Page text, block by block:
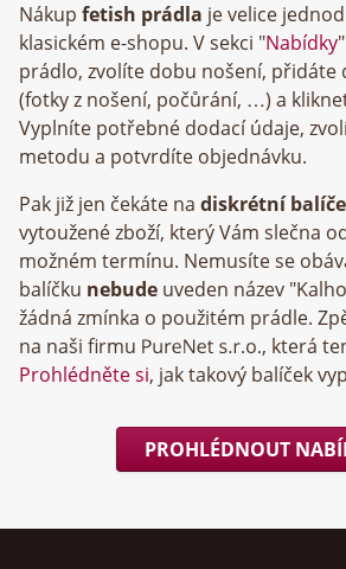
Nákup fetish prádla je velice
klasickém e-shopu. V sekci "Nabídky
prádlo, zvolíte dobu nošení, přidáte
(fotky z nošení, počůrání, …) a
Vyplníte potřebné dodací údaje,
metodu a potvrdíte objednávku.
Pak již jen čekáte na diskrétní
vytoužené zboží, který Vám slečna
možném termínu. Nemusíte se
balíčku nebude uveden název
žádná zmínka o použitém prádle.
na naši firmu
, která
Prohlédněte si, jak takový balíček
PROHLÉDNOUT